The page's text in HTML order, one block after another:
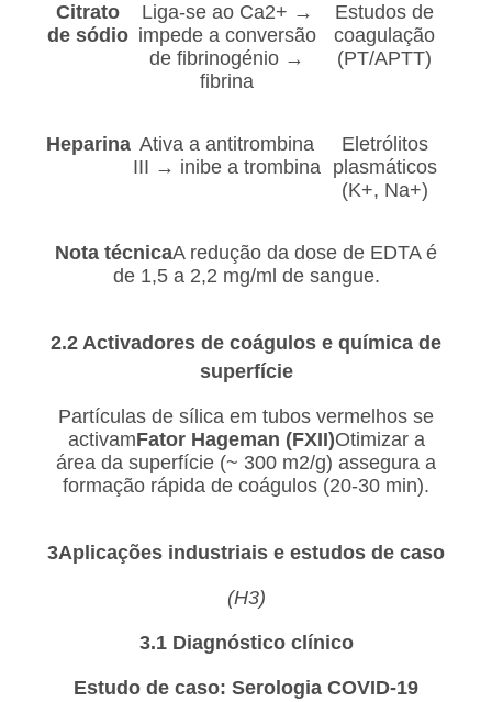
Citrato
de sódio
Liga-se ao Ca2+ →
impede a conversão
de fibrinogénio →
fibrina
Estudos de
coagulação
(PT/APTT)
Heparina Ativa a antitrombina
III → inibe a trombina
Eletrólitos
plasmáticos
(K+, Na+)
Nota técnicaA redução da dose de EDTA é
de 1,5 a 2,2 mg/ml de sangue.
2.2 Activadores de coágulos e química de
superfície
Partículas de sílica em tubos vermelhos se
activamFator Hageman (FXII)Otimizar a
área da superfície (~ 300 m2/g) assegura a
formação rápida de coágulos (20-30 min).
3Aplicações industriais e estudos de caso
(H3)
3.1 Diagnóstico clínico
Estudo de caso: Serologia COVID-19